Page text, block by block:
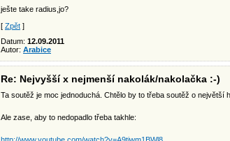
ješte take radius,jo?
[ Zpět ]
Datum: 12.09.2011
Autor: Arabice
Re: Nejvyšší x nejmenší nakolák/nakolačka :-)
Ta soutěž je moc jednoduchá. Chtělo by to třeba soutěž o největší
Ale zase, aby to nedopadlo třeba takhle: